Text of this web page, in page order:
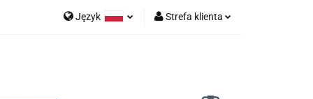
Język Strefa klienta
Dodaj zgłoszenie
Sea of Spa